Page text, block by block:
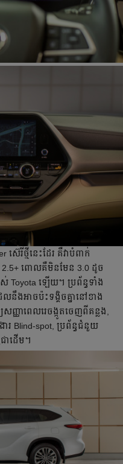
រីថ្មីនេះដែរ គឺ​វាបំពាក់​
2.5+ ពោលគឺមិនមែន 3.0 ដូច​
Toyota ឡើយ។ ប្រព័ន្ធទាំង
ល​នឹង​អាចប៉ះទង្គិចគ្នា​នៅខាង
ញ្ញាពេល​រេចង្កូតចេញពីគន្លង,
រ Blind-spot, ប្រព័ន្ធជំនួយ
ាដើម។